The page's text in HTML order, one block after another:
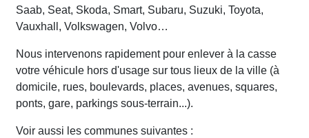
Saab, Seat, Skoda, Smart, Subaru, Suzuki, Toyota,
Vauxhall, Volkswagen, Volvo…
Nous intervenons rapidement pour enlever à la casse
votre véhicule hors d'usage sur tous lieux de la ville (à
domicile, rues, boulevards, places, avenues, squares,
ponts, gare, parkings sous-terrain...).
Voir aussi les communes suivantes :